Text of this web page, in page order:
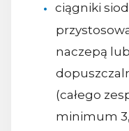
ciągniki
naczepą
(całego
minimum